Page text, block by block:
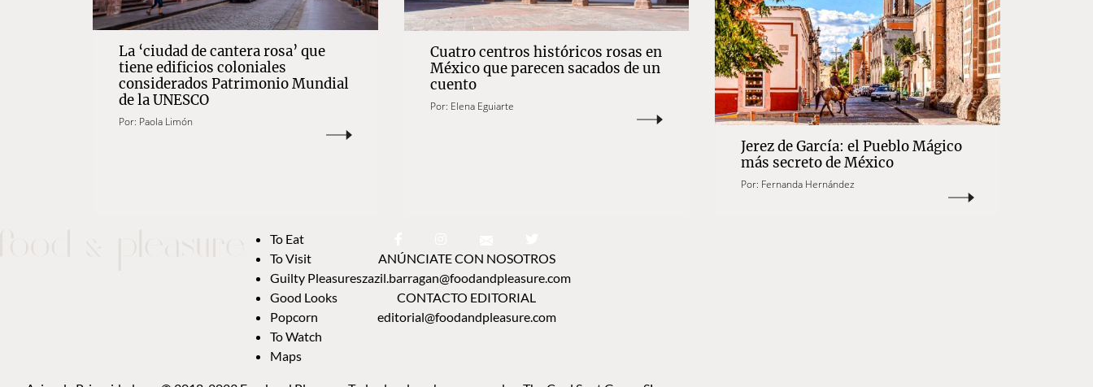
La ‘ciudad de cantera rosa’ que
tiene edificios coloniales
considerados Patrimonio Mundial
de la UNESCO
Por: Paola Limón
Cuatro centros históricos rosas en
México que parecen sacados de un
cuento
Por: Elena Eguiarte
Jerez de García: el Pueblo Mágico
más secreto de México
Por: Fernanda Hernández
To Eat
To Visit
Guilty Pleasures
Good Looks
Popcorn
To Watch
Maps
ANÚNCIATE CON NOSOTROS
zazil.barragan@foodandpleasure.com
CONTACTO EDITORIAL
editorial@foodandpleasure.com